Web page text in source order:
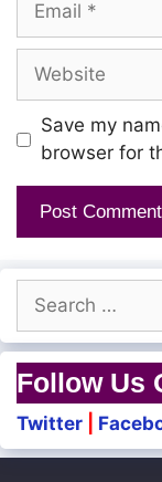
Ra raa nainaa
Raa un
Vaa ra mainaa
Ullara poonthu
Aadatha aattam
Avathaaram
Ambalaiku
Idhu aandavar
Website
Save my
browser for
Search
for:
Follow Us
Twitter